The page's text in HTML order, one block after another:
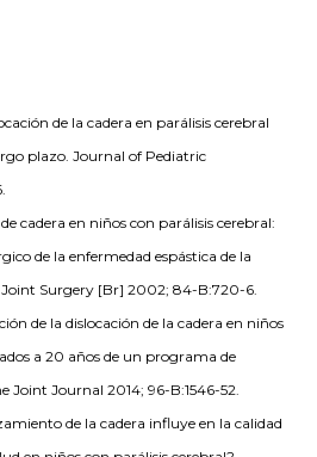
de la cadera en parálisis cerebral
plazo. Journal of Pediatric
cadera en niños con parálisis cerebral:
de la enfermedad espástica de la
Surgery [Br] 2002; 84-B:720-6.
de la dislocación de la cadera en niños
a 20 años de un programa de
Joint Journal 2014; 96-B:1546-52.
de la cadera influye en la calidad